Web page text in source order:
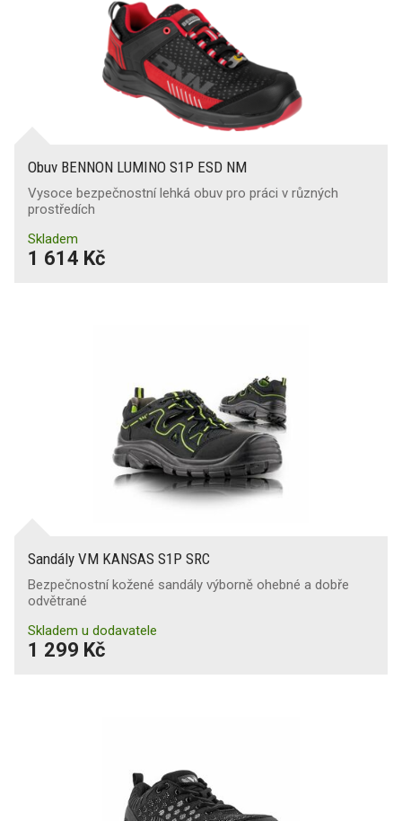
Obuv BENNON LUMINO S1P ESD NM
Vysoce bezpečnostní lehká obuv pro práci v různých
prostředích
Skladem
1 614 Kč
Sandály VM KANSAS S1P SRC
Bezpečnostní kožené sandály výborně ohebné a dobře
odvětrané
Skladem u dodavatele
1 299 Kč